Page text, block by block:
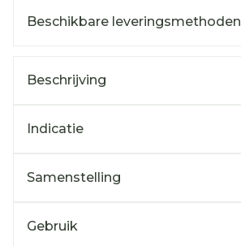
Beschikbare leveringsmethoden
Beschrijving
Indicatie
Samenstelling
Gebruik